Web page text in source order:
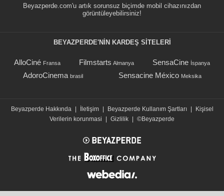
Beyazperde.com'u artık sorunsuz biçimde mobil cihazınızdan
görüntüleyebilirsiniz!
BEYAZPERDE'NIN KARDEŞ SİTELERİ
AlloCiné Fransa Filmstarts Almanya SensaCine İspanya
AdoroCinema brasil Sensacine México Meksika
Beyazperde Hakkında | İletişim | Beyazperde Kullanım Şartları |
Kişisel
Verilerin korunmasi
| Gizlilik | ©Beyazperde